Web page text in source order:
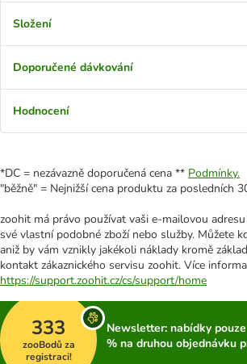
Složení
Doporučené dávkování
Hodnocení
*DC = nezávazně doporučená cena ** Podmínky.
"běžně" = Nejnižší cena produktu za posledních
zoohit má právo používat vaši e-mailovou
své vlastní podobné zboží nebo služby. Můžete
aniž by vám vznikly jakékoli náklady kromě
kontakt zákaznického servisu zoohit. Více
https://support.zoohit.cz/cs/support/home
333
zooBodů za
registraci!
Newsletter: nabídky
% na druhou objednávku